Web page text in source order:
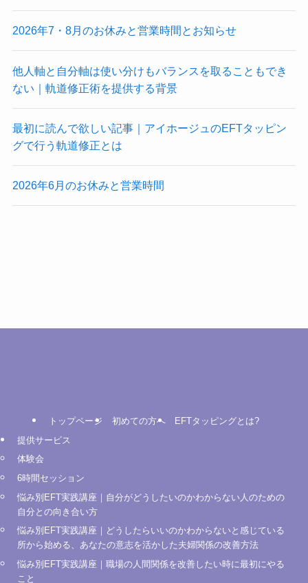
2026年7・8月のお休みと営業時間とお知らせ
他人軸と自分軸は使い分けもバランスを取ることもでき
ない｜軌道修正術を提供する背景
最初に読んで欲しい記事｜アイホージュのEFTタッピン
グで行う軌道修正とは
2026年6月のお休みと営業時間
トップページ 初めての方へ
EFTタッピングとは?
提供サービス
体験会
6時間セッション
悩み別EFT実践講座｜自分がどうしたいのかわからない人のための
自分との向き合い方
悩み別EFT実践講座｜どうしたらいいのかわからないと感じている
所から始める、あなたの意志を活かした夫婦関係の改善方法
悩み別EFT実践講座｜職場の人間関係を改善したい時に最初にやる
こと